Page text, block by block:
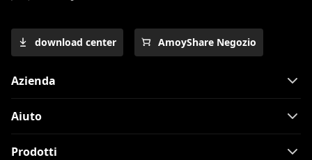
download center AmoyShare Negozio
Azienda
Aiuto
Prodotti